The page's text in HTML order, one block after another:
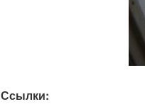
Ссылки: